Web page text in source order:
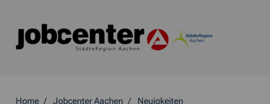
Home Jobcenter Aachen Neuigkeiten